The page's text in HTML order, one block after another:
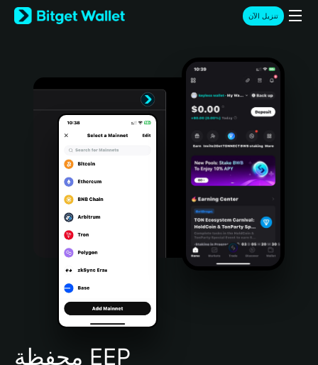
English
日本語
Türkçe
Português (Portugal)
Bahasa Indonesia
Português (Brasil)
Español (Argentina)
تنزيل الآن
محفظة EEP